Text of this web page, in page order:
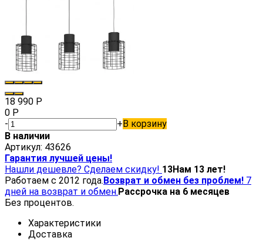
18 990 Р
0 Р
-
+В корзину
В наличии
Артикул: 43626
Гарантия лучшей цены!
Нашли дешевле? Сделаем скидку! 13Нам 13 лет!
Работаем с 2012 года.Возврат и обмен без проблем! 7
дней на возврат и обмен.Рассрочка на 6 месяцев
Без процентов.
Характеристики
Доставка